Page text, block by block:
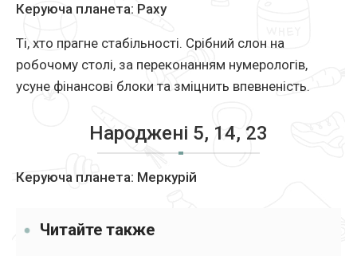
Керуюча планета: Раху
Ті, хто прагне стабільності. Срібний слон на
робочому столі, за переконанням нумерологів,
усуне фінансові блоки та зміцнить впевненість.
Народжені 5, 14, 23
Керуюча планета: Меркурій
Читайте также